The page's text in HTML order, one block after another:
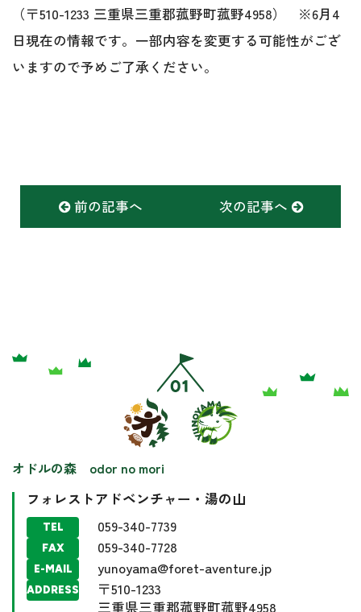
（〒510-1233 三重県三重郡菰野町菰野4958） ※6月4
日現在の情報です。一部内容を変更する可能性がござ
いますので予めご了承ください。
前の記事へ 次の記事へ
オドルの森 odor no mori
フォレストアドベンチャー・湯の山
TEL 059-340-7739
FAX 059-340-7728
E-MAIL yunoyama@foret-aventure.jp
ADDRESS
〒510-1233
三重県三重郡菰野町菰野4958